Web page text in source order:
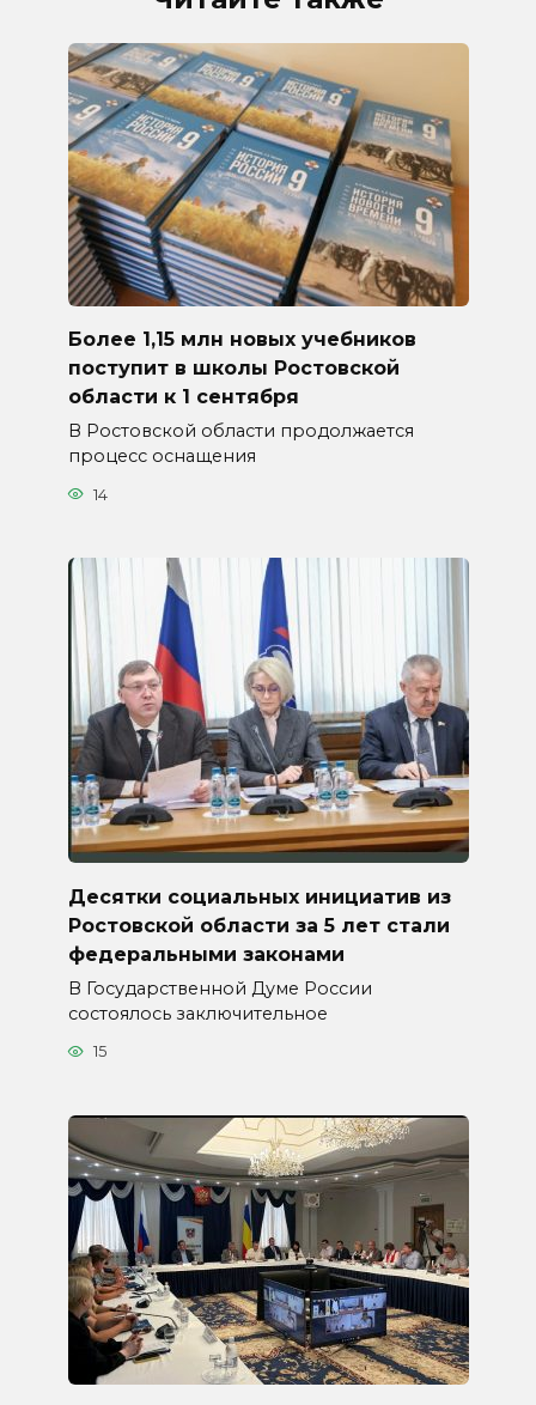
Более 1,15 млн новых учебников
поступит в школы Ростовской
области к 1 сентября
В Ростовской области продолжается
процесс оснащения
14
Десятки социальных инициатив из
Ростовской области за 5 лет стали
федеральными законами
В Государственной Думе России
состоялось заключительное
15